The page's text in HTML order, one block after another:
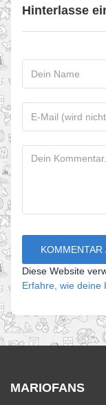
Hinterlasse
Diese Website
Erfahre, wie deine
MARIOFANS